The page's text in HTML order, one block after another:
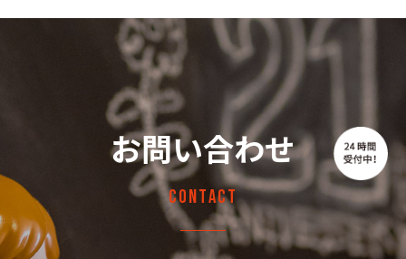
お問い合わせ
Contact